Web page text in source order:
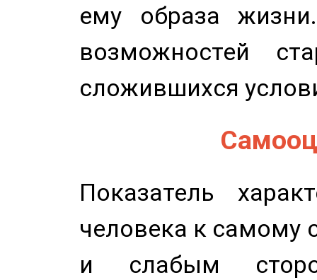
ему образа
возможностей
сложившихся
Показатель
человека к самому
и слабым